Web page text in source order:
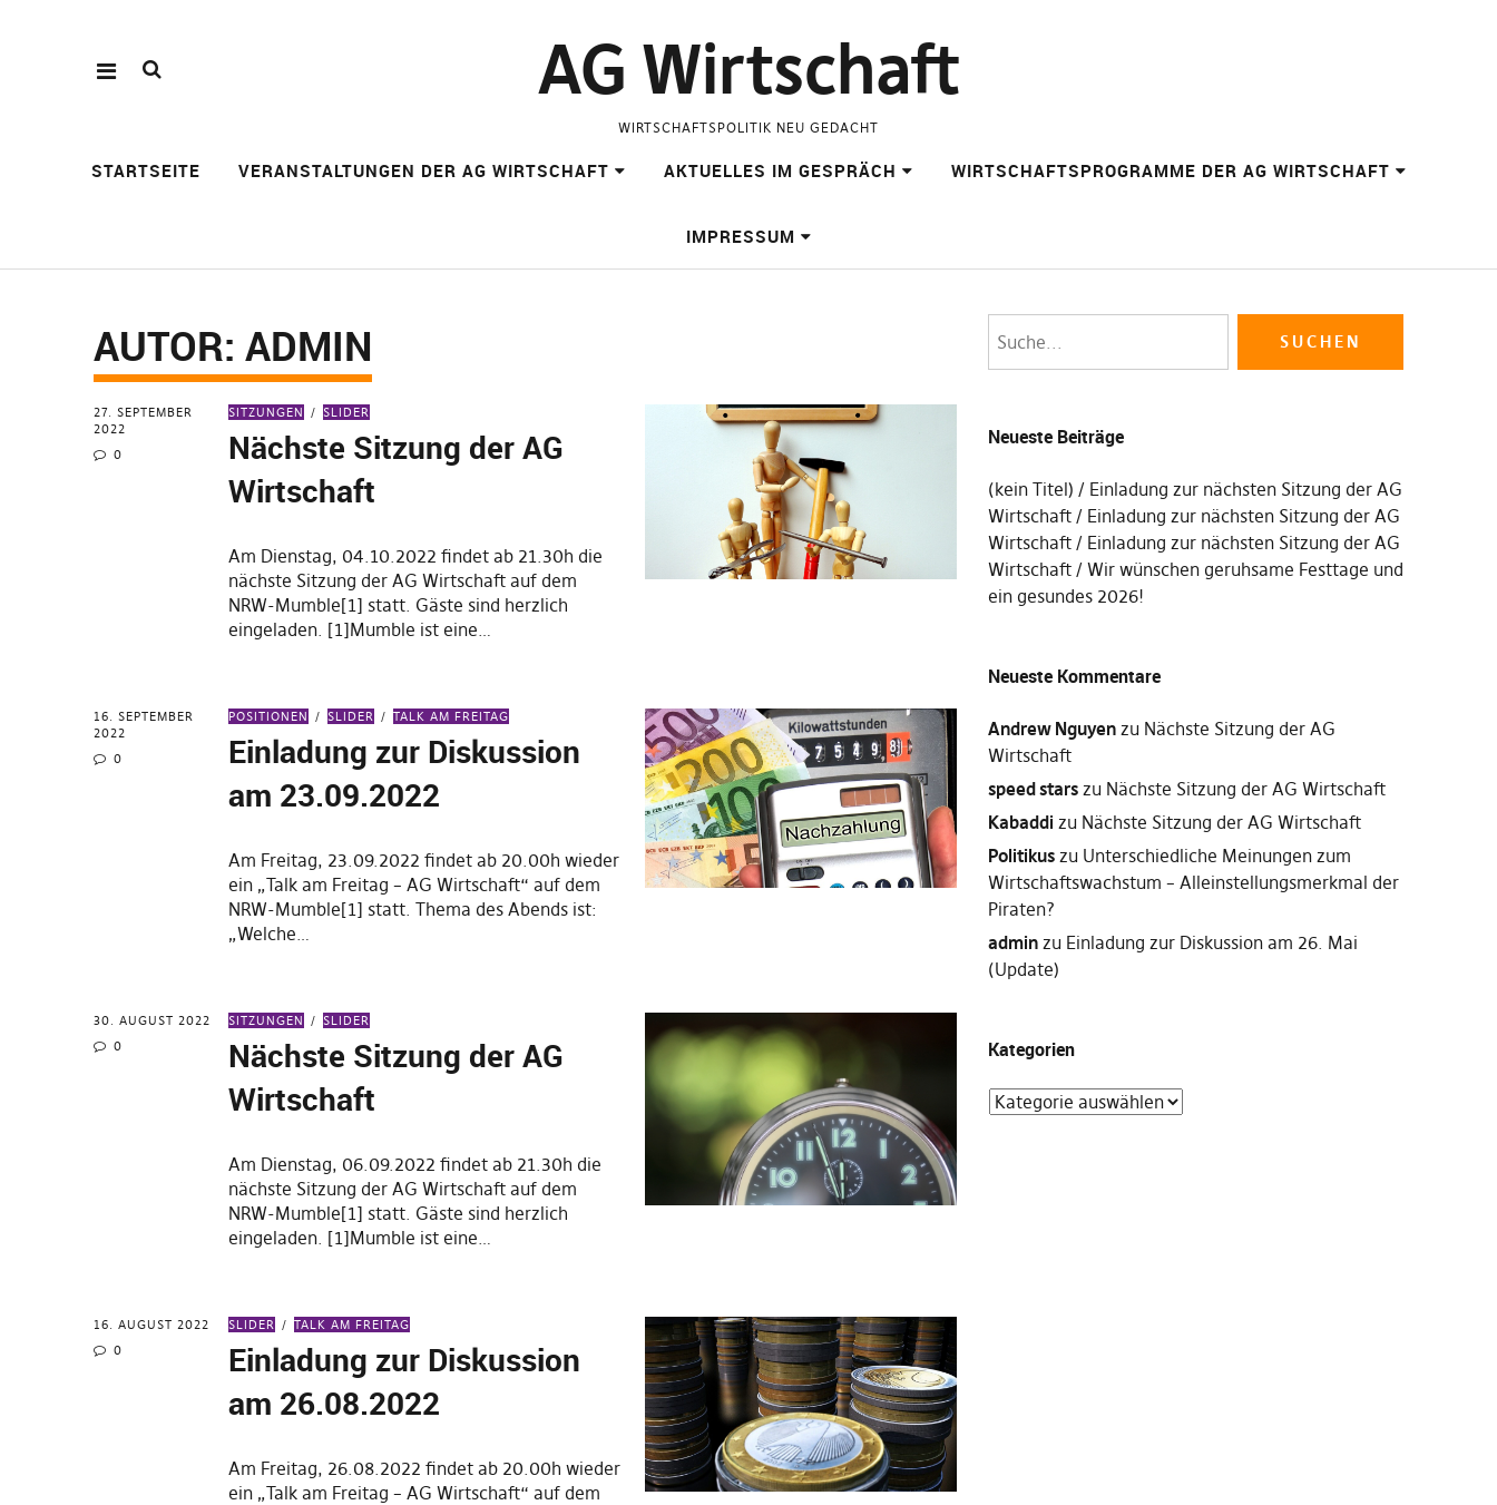
AG Wirtschaft
WIRTSCHAFTSPOLITIK NEU GEDACHT
STARTSEITE VERANSTALTUNGEN DER AG WIRTSCHAFT AKTUELLES IM GESPRÄCH WIRTSCHAFTSPROGRAMME DER AG WIRTSCHAFT
IMPRESSUM
AUTOR: ADMIN
27. SEPTEMBER
2022
0
SITZUNGEN SLIDER
Nächste Sitzung der AG
Wirtschaft
Am Dienstag, 04.10.2022 findet ab 21.30h die
nächste Sitzung der AG Wirtschaft auf dem
NRW-Mumble[1] statt. Gäste sind herzlich
eingeladen. [1]Mumble ist eine…
16. SEPTEMBER
2022
0
POSITIONEN SLIDER TALK AM FREITAG
Einladung zur Diskussion
am 23.09.2022
Am Freitag, 23.09.2022 findet ab 20.00h wieder
ein „Talk am Freitag – AG Wirtschaft“ auf dem
NRW-Mumble[1] statt. Thema des Abends ist:
„Welche…
30. AUGUST 2022
0
SITZUNGEN SLIDER
Nächste Sitzung der AG
Wirtschaft
Am Dienstag, 06.09.2022 findet ab 21.30h die
nächste Sitzung der AG Wirtschaft auf dem
NRW-Mumble[1] statt. Gäste sind herzlich
eingeladen. [1]Mumble ist eine…
16. AUGUST 2022
0
SLIDER TALK AM FREITAG
Einladung zur Diskussion
am 26.08.2022
Am Freitag, 26.08.2022 findet ab 20.00h wieder
ein „Talk am Freitag – AG Wirtschaft“ auf dem
Neueste Beiträge
(kein Titel)
Einladung zur nächsten Sitzung der AG
Wirtschaft
Einladung zur nächsten Sitzung der AG
Wirtschaft
Einladung zur nächsten Sitzung der AG
Wirtschaft
Wir wünschen geruhsame Festtage und
ein gesundes 2026!
Neueste Kommentare
Andrew Nguyenzu Nächste Sitzung der AG
Wirtschaft
speed starszu Nächste Sitzung der AG Wirtschaft
Kabaddi zu Nächste Sitzung der AG Wirtschaft
Politikuszu Unterschiedliche Meinungen zum
Wirtschaftswachstum – Alleinstellungsmerkmal der
Piraten?
adminzu Einladung zur Diskussion am 26. Mai
(Update)
Kategorien